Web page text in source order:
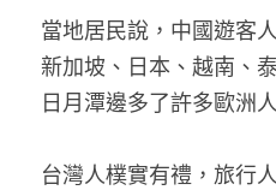
當地居民說，中國遊客
新加坡、日本、越南、
日月潭邊多了許多歐洲
台灣人樸實有禮，旅行